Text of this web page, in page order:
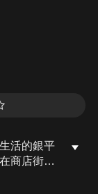
活的銀平
商店街一